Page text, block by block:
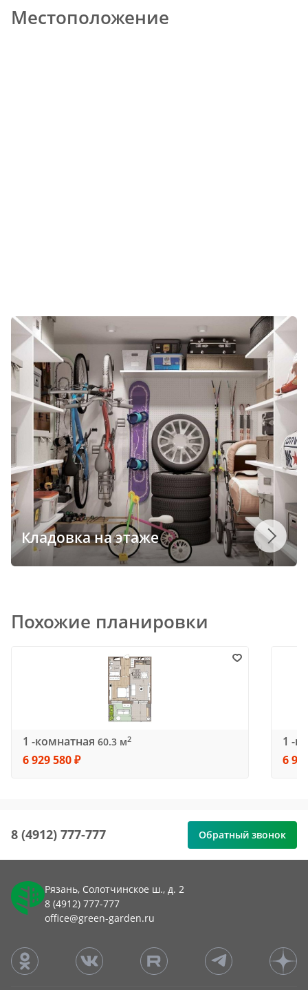
Местоположение
Кладовка на этаже
Похожие планировки
1 -комнатная 60.3 м2
6 929 580 ₽
1 -
6
8 (4912) 777-777 Обратный звонок
Рязань, Солотчинское ш., д. 2
8 (4912) 777-777
office@green-garden.ru